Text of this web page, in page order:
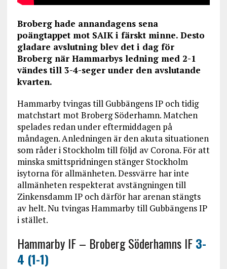
Broberg hade annandagens sena
poängtappet mot SAIK i färskt minne. Desto
gladare avslutning blev det i dag för
Broberg när Hammarbys ledning med 2-1
vändes till 3-4-seger under den avslutande
kvarten.
Hammarby tvingas till Gubbängens IP och tidig
matchstart mot Broberg Söderhamn. Matchen
spelades redan under eftermiddagen på
måndagen. Anledningen är den akuta situationen
som råder i Stockholm till följd av Corona. För att
minska smittspridningen stänger Stockholm
isytorna för allmänheten. Dessvärre har inte
allmänheten respekterat avstängningen till
Zinkensdamm IP och därför har arenan stängts
av helt. Nu tvingas Hammarby till Gubbängens IP
i stället.
Hammarby IF – Broberg Söderhamns IF3-
4 (1-1)